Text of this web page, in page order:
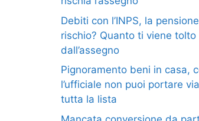
Debiti con l’INPS, la
rischio? Quanto ti viene tolto
dall’assegno
Pignoramento beni in casa,
l’ufficiale non puoi portare
tutta la lista